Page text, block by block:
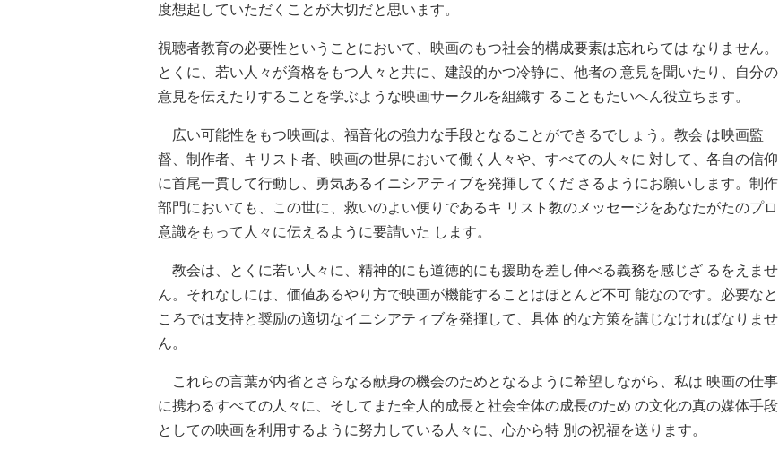
度想起していただくことが大切だと思います。
視聴者教育の必要性ということにおいて、映画のもつ社会的構成要素は忘れらては なりません。
とくに、若い人々が資格をもつ人々と共に、建設的かつ冷静に、他者の 意見を聞いたり、自分の
意見を伝えたりすることを学ぶような映画サークルを組織す ることもたいへん役立ちます。
広い可能性をもつ映画は、福音化の強力な手段となることができるでしょう。教会 は映画監
督、制作者、キリスト者、映画の世界において働く人々や、すべての人々に 対して、各自の信仰
に首尾一貫して行動し、勇気あるイニシアティブを発揮してくだ さるようにお願いします。制作
部門においても、この世に、救いのよい便りであるキ リスト教のメッセージをあなたがたのプロ
意識をもって人々に伝えるように要請いた します。
教会は、とくに若い人々に、精神的にも道徳的にも援助を差し伸べる義務を感じざ るをえませ
ん。それなしには、価値あるやり方で映画が機能することはほとんど不可 能なのです。必要なと
ころでは支持と奨励の適切なイニシアティブを発揮して、具体 的な方策を講じなければなりませ
ん。
これらの言葉が内省とさらなる献身の機会のためとなるように希望しながら、私は 映画の仕事
に携わるすべての人々に、そしてまた全人的成長と社会全体の成長のため の文化の真の媒体手段
としての映画を利用するように努力している人々に、心から特 別の祝福を送ります。